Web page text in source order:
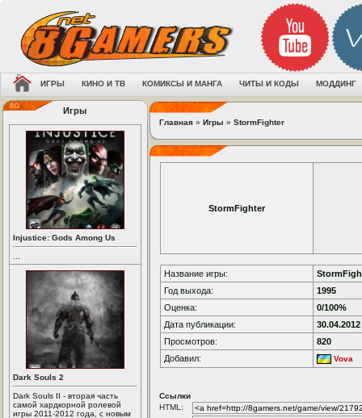
ИГРЫ КИНО И ТВ КОМИКСЫ И МАНГА ЧИТЫ И КОДЫ МОДДИНГ
Игры
Injustice: Gods Among Us
Dark Souls 2
Dark Souls II - вторая часть
самой хардкорной ролевой
игры 2011-2012 года, с новым
Главная » Игры » StormFighter
StormFighter
Название игры:
Год выхода:
1995
Оценка:
0/100%
Дата публикации:
30.04.2012
Просмотров:
820
Добавил:
Vova
Ссылки
HTML: